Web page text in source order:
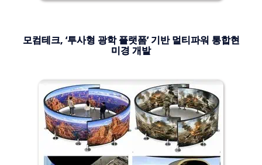
모컴테크, ‘투사형 광학 플랫폼’ 기반 멀티파워 통합현
미경 개발